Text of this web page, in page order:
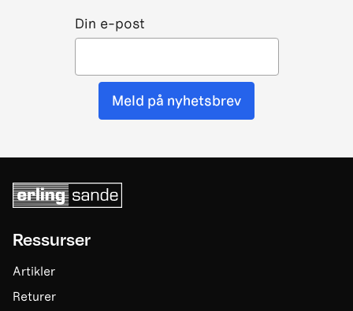
Din e-post
Meld på nyhetsbrev
Ressurser
Artikler
Returer